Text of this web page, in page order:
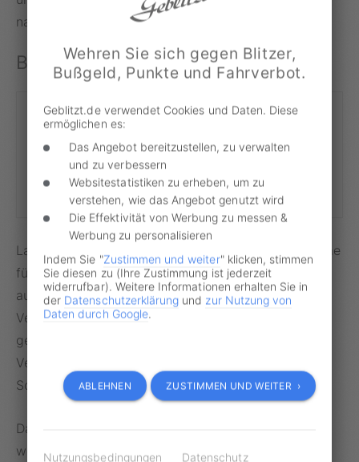
nachrüsten können.
BYD verspricht Kostenübernahme
Wer haftet beim autonomen Einparken mit BYD?
Erstmals verspricht ein Hersteller die
Kostenübernahme für Parkschäden durch
autonomes Einparken, allerdings vorerst nur in
China.
Laut electrek.co garantiert BYD die Kostenübernahme
für alle Schäden, die im Zusammenhang mit dem
autonomen Parksystem entstehen. Damit soll das
Vertrauen der Kunden in die autonome Fahrfunktion
gewonnen werden. Anstelle eines
Versicherungsanspruchs sollen Fahrzeughalter bei
Schäden direkt den Kundendienst kontaktieren.
Damit wäre der chinesische E-Auto-Produzent
weltweit der erste Anbieter, der eine
Wehren Sie sich gegen Blitzer,
Bußgeld, Punkte und Fahrverbot.
Geblitzt.de verwendet Cookies und Daten. Diese
ermöglichen es:
Das Angebot bereitzustellen, zu verwalten
und zu verbessern
Websitestatistiken zu erheben, um zu
verstehen, wie das Angebot genutzt wird
Die Effektivität von Werbung zu messen &
Werbung zu personalisieren
Indem Sie "Zustimmen und weiter" klicken, stimmen
Sie diesen zu (Ihre Zustimmung ist jederzeit
widerrufbar). Weitere Informationen erhalten Sie in
der Datenschutzerklärung und zur Nutzung von
Daten durch Google.
ABLEHNEN ZUSTIMMEN UND WEITER ›
Nutzungsbedingungen Datenschutz